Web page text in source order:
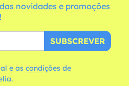
novidades e promoções
SUBSCREVER
e as condições